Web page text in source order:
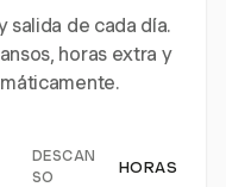
salida de cada día.
horas extra y
DESCAN
SO
HORAS